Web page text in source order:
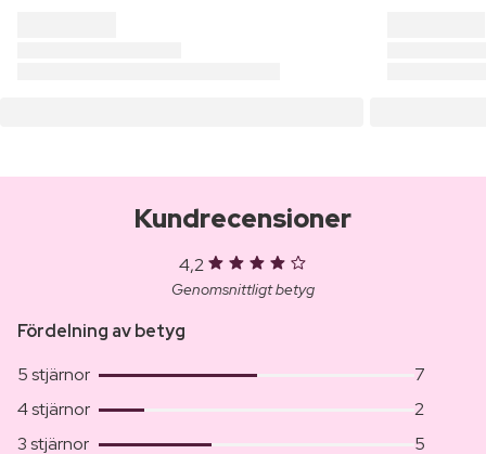
Kundrecensioner
4,2
Genomsnittligt betyg
Fördelning av betyg
5 stjärnor
7
4 stjärnor
2
3 stjärnor
5